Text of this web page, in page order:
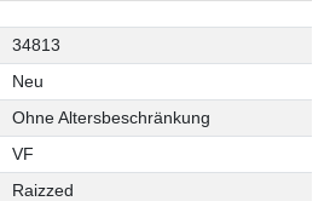
34813
Neu
Ohne Altersbeschränkung
VF
Raizzed